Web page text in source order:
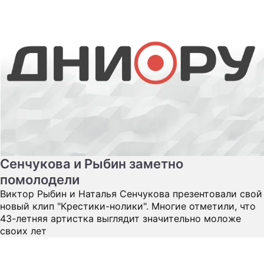
Сенчукова и Рыбин заметно
помолодели
Виктор Рыбин и Наталья Сенчукова презентовали свой
новый клип "Крестики-нолики". Многие отметили, что
43-летняя артистка выглядит значительно моложе
своих лет